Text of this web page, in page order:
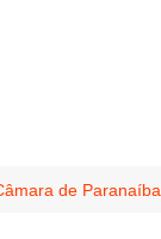
de Paranaíba